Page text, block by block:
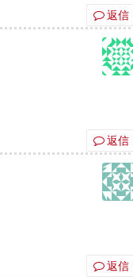
返信
返信
返信